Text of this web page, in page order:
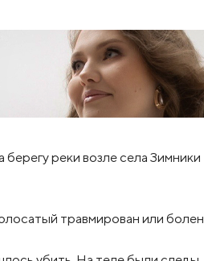
берегу реки возле села Зимники
травмирован или болен.